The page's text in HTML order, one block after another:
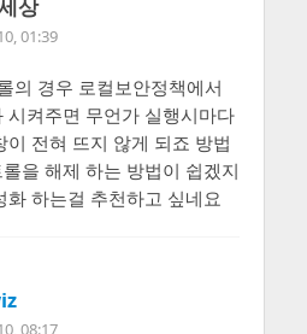
상
01:39
의 경우 로컬보안정책에서
시켜주면 무언가 실행시마다
전혀 뜨지 않게 되죠 방법
을 해제 하는 방법이 쉽겠지
화 하는걸 추천하고 싶네요